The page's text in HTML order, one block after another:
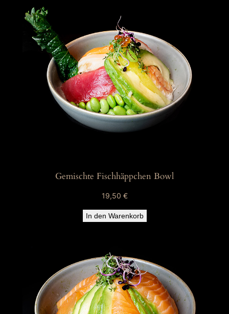
Gemischte Fischhäppchen Bowl
19,50 €
In den Warenkorb